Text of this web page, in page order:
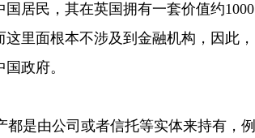
居民，其在英国拥有一套价值约1000
里面根本不涉及到金融机构，因此，
政府。
是由公司或者信托等实体来持有，例